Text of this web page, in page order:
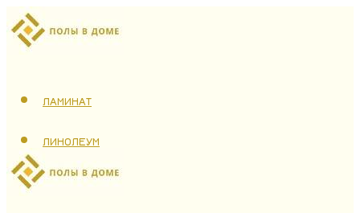
ЛАМИНАТ
ЛИНОЛЕУМ
ТЕПЛЫЙ ПОЛ